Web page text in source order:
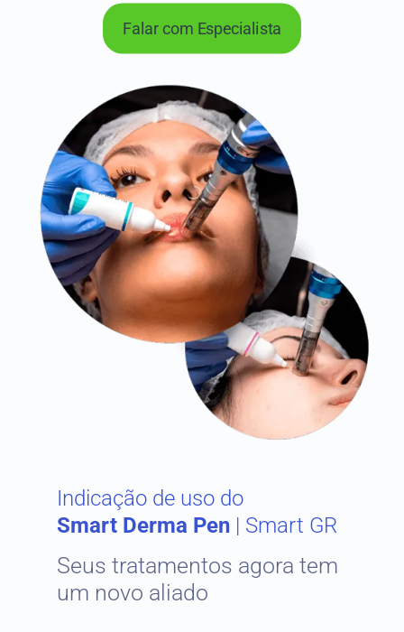
Falar com Especialista
Indicação de uso do
Smart Derma Pen | Smart GR
Seus tratamentos agora tem
um novo aliado